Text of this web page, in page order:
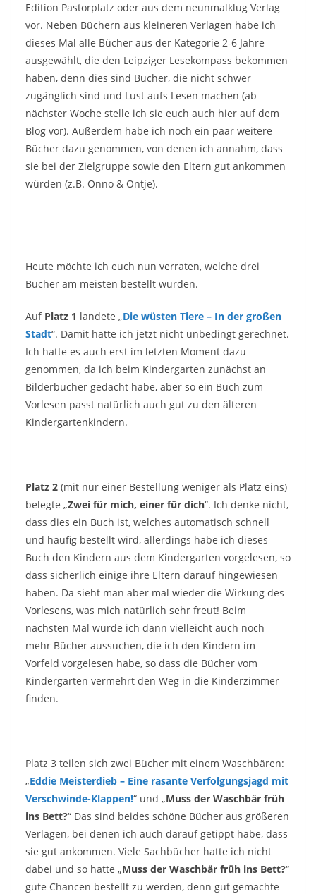
Edition Pastorplatz oder aus dem neunmalklug Verlag
vor. Neben Büchern aus kleineren Verlagen habe ich
dieses Mal alle Bücher aus der Kategorie 2-6 Jahre
ausgewählt, die den Leipziger Lesekompass bekommen
haben, denn dies sind Bücher, die nicht schwer
zugänglich sind und Lust aufs Lesen machen (ab
nächster Woche stelle ich sie euch auch hier auf dem
Blog vor). Außerdem habe ich noch ein paar weitere
Bücher dazu genommen, von denen ich annahm, dass
sie bei der Zielgruppe sowie den Eltern gut ankommen
würden (z.B. Onno & Ontje).
Heute möchte ich euch nun verraten, welche drei
Bücher am meisten bestellt wurden.
Auf Platz 1 landete „Die wüsten Tiere – In der großen
Stadt“. Damit hätte ich jetzt nicht unbedingt gerechnet.
Ich hatte es auch erst im letzten Moment dazu
genommen, da ich beim Kindergarten zunächst an
Bilderbücher gedacht habe, aber so ein Buch zum
Vorlesen passt natürlich auch gut zu den älteren
Kindergartenkindern.
Platz 2 (mit nur einer Bestellung weniger als Platz eins)
belegte „Zwei für mich, einer für dich“. Ich denke nicht,
dass dies ein Buch ist, welches automatisch schnell
und häufig bestellt wird, allerdings habe ich dieses
Buch den Kindern aus dem Kindergarten vorgelesen, so
dass sicherlich einige ihre Eltern darauf hingewiesen
haben. Da sieht man aber mal wieder die Wirkung des
Vorlesens, was mich natürlich sehr freut! Beim
nächsten Mal würde ich dann vielleicht auch noch
mehr Bücher aussuchen, die ich den Kindern im
Vorfeld vorgelesen habe, so dass die Bücher vom
Kindergarten vermehrt den Weg in die Kinderzimmer
finden.
Platz 3 teilen sich zwei Bücher mit einem Waschbären:
„Eddie Meisterdieb – Eine rasante Verfolgungsjagd mit
Verschwinde-Klappen!“ und „Muss der Waschbär früh
ins Bett?“ Das sind beides schöne Bücher aus größeren
Verlagen, bei denen ich auch darauf getippt habe, dass
sie gut ankommen. Viele Sachbücher hatte ich nicht
dabei und so hatte „Muss der Waschbär früh ins Bett?“
gute Chancen bestellt zu werden, denn gut gemachte